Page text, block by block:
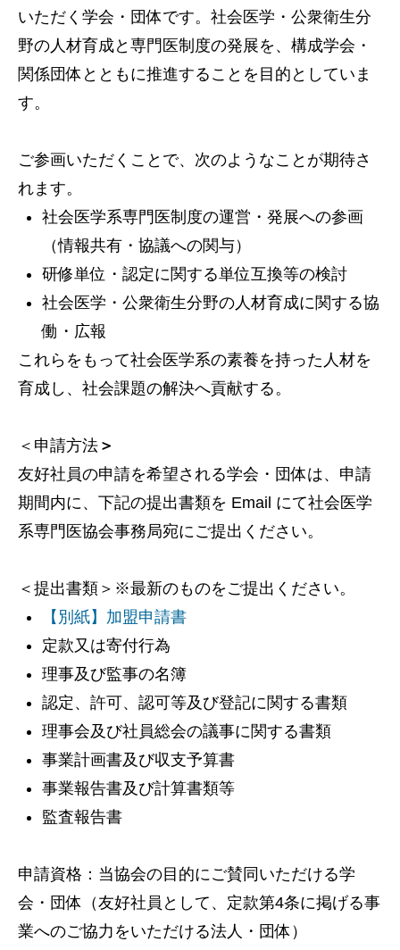
いただく学会・団体です。社会医学・公衆衛生分
野の人材育成と専門医制度の発展を、構成学会・
関係団体とともに推進することを目的としていま
す。
ご参画いただくことで、次のようなことが期待さ
れます。
社会医学系専門医制度の運営・発展への参画
（情報共有・協議への関与）
研修単位・認定に関する単位互換等の検討
社会医学・公衆衛生分野の人材育成に関する協
働・広報
これらをもって社会医学系の素養を持った人材を
育成し、社会課題の解決へ貢献する。
＜申請方法 ＞
友好社員の申請を希望される学会・団体は、申請
期間内に、下記の提出書類を Email にて社会医学
系専門医協会事務局宛にご提出ください。
＜提出書類＞※最新のものをご提出ください。
【別紙】加盟申請書
定款又は寄付行為
理事及び監事の名簿
認定、許可、認可等及び登記に関する書類
理事会及び社員総会の議事に関する書類
事業計画書及び収支予算書
事業報告書及び計算書類等
監査報告書
申請資格：当協会の目的にご賛同いただける学
会・団体（友好社員として、定款第4条に掲げる事
業へのご協力をいただける法人・団体）